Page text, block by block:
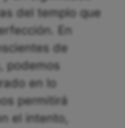
del templo que
En
de
podemos
en lo
permitirá
el intento,